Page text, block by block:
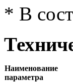
* В
Наименование
параметра